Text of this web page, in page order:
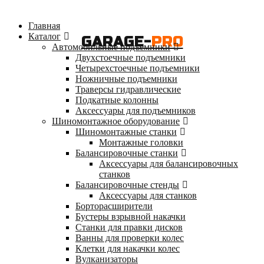
GARAGE-PRO
Главная
Каталог
Автомобильные подъемники
Двухстоечные подъемники
Четырехстоечные подъемники
Ножничные подъемники
Траверсы гидравлические
Подкатные колонны
Аксессуары для подъемников
Шиномонтажное оборудование
Шиномонтажные станки
Монтажные головки
Балансировочные станки
Аксессуары для балансировочных
станков
Балансировочные стенды
Аксессуары для станков
Борторасширители
Бустеры взрывной накачки
Станки для правки дисков
Ванны для проверки колес
Клетки для накачки колес
Вулканизаторы